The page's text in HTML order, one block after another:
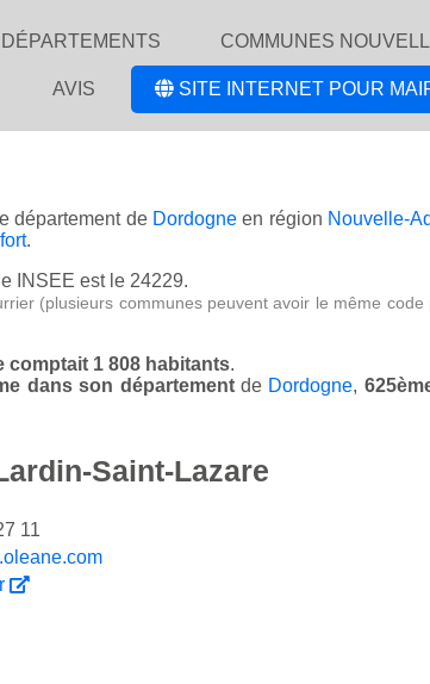
DÉPARTEMENTS COMMUNES
AVIS SITE INTERNET POUR
département de Dordogne en région Nouvelle-
.
INSEE est le 24229.
(plusieurs communes peuvent avoir le même
comptait 1 808 habitants.
dans son départementde Dordogne,
Saint-Lazare
11